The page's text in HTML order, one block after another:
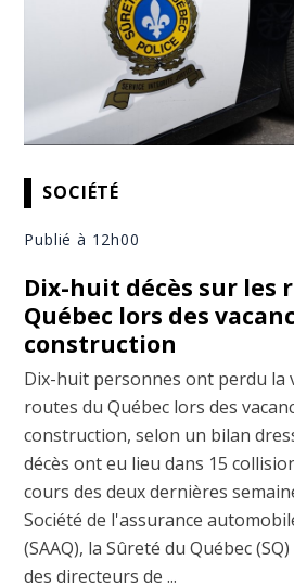
SOCIÉTÉ
Publié à 12h00
Dix-huit décès sur les
Québec lors des
construction
Dix-huit personnes ont perdu la
routes du Québec lors des
construction, selon un bilan
décès ont eu lieu dans 15
cours des deux dernières
Société de l'assurance
(SAAQ), la Sûreté du Québec
des directeurs de ...